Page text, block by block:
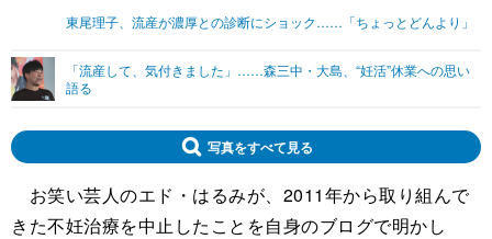
グラビア ブログ
ショッピング その他
東尾理子、流産が濃厚との診断にショック……「ちょっとどんより」
「流産して、気付きました」……森三中・大島、“妊活”休業への思い
語る
写真をすべて見る
お笑い芸人のエド・はるみが、2011年から取り組んで
きた不妊治療を中止したことを自身のブログで明かし